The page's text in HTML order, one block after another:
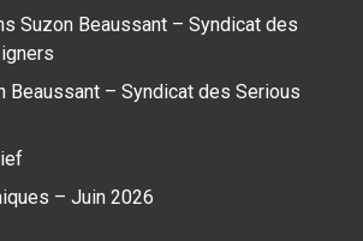
Suzon Beaussant – Syndicat des
Beaussant – Syndicat des Serious
– Juin 2026